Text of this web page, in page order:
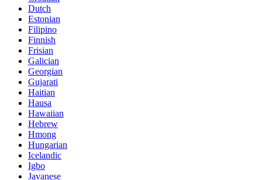
Dutch
Estonian
Filipino
Finnish
Frisian
Galician
Georgian
Gujarati
Haitian
Hausa
Hawaiian
Hebrew
Hmong
Hungarian
Icelandic
Igbo
Javanese